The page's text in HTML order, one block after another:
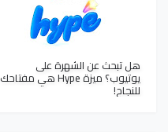
هل تبحث عن الشهرة على
يوتيوب؟ ميزة Hype هي مفتاحك
للنجاح!